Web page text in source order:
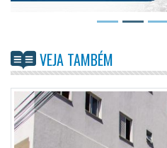
VEJA TAMBÉM